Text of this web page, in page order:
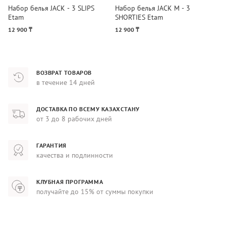
Набор белья JACK - 3 SLIPS
Etam
12 900 ₸
Набор белья JACK M - 3
SHORTIES Etam
12 900 ₸
ВОЗВРАТ ТОВАРОВ
в течение 14 дней
ДОСТАВКА ПО ВСЕМУ КАЗАХСТАНУ
от 3 до 8 рабочих дней
ГАРАНТИЯ
качества и подлинности
КЛУБНАЯ ПРОГРАММА
получайте до 15% от суммы покупки